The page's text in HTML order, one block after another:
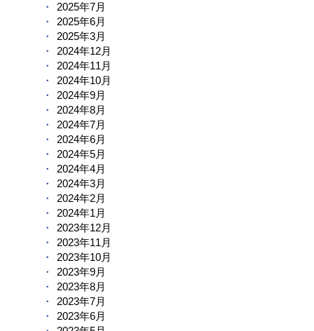
2025年7月
2025年6月
2025年3月
2024年12月
2024年11月
2024年10月
2024年9月
2024年8月
2024年7月
2024年6月
2024年5月
2024年4月
2024年3月
2024年2月
2024年1月
2023年12月
2023年11月
2023年10月
2023年9月
2023年8月
2023年7月
2023年6月